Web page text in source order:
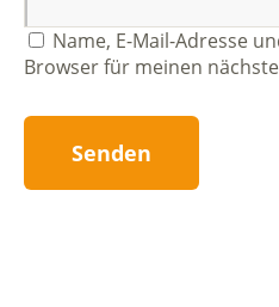
Name, E-Mail-Adresse
Browser für meinen